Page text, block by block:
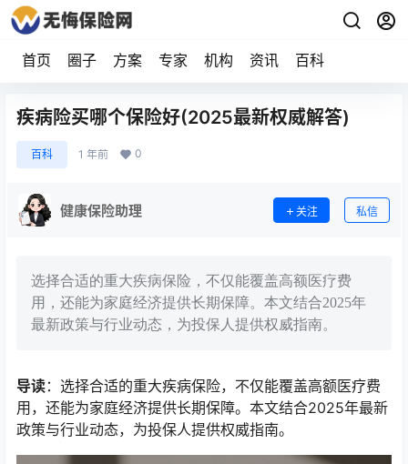
首页 圈子 方案 专家 机构 资讯 百科
疾病险买哪个保险好(2025最新权威解答)
百科 1 年前 0
健康保险助理 关注 私信
选择合适的重大疾病保险，不仅能覆盖高额医疗费
用，还能为家庭经济提供长期保障。本文结合2025年
最新政策与行业动态，为投保人提供权威指南。
导读：选择合适的重大疾病保险，不仅能覆盖高额医疗费
用，还能为家庭经济提供长期保障。本文结合2025年最新
政策与行业动态，为投保人提供权威指南。